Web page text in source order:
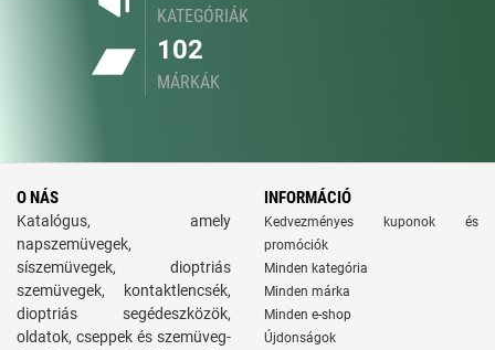
KATEGÓRIÁK
102
MÁRKÁK
O NÁS
Katalógus, amely
napszemüvegek,
síszemüvegek, dioptriás
szemüvegek, kontaktlencsék,
dioptriás segédeszközök,
oldatok, cseppek és szemüveg-
INFORMÁCIÓ
Kedvezményes kuponok és
promóciók
Minden kategória
Minden márka
Minden e-shop
Újdonságok